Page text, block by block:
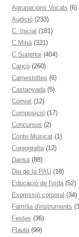
Agrupacions Vocals (6)
Audició (233)
C. Inicial (181)
C.Mitjà (321)
C.Superior (404)
Cançó (260)
Carnestoltes (6)
Castanyada (5)
Comiat (12)
Composició (17)
Concursos (2)
Conte Musicat (1)
Coreografia (12)
Dansa (88)
Dia de la PAU (18)
Educació de l'oïda (52)
Expressió corporal (34)
Família d'instruments
Festes (36)
Flauta (99)